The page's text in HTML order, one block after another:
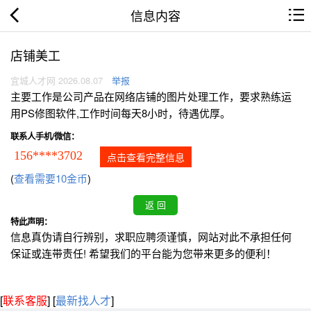
信息内容
店铺美工
宜城人才网 2026.08.07 举报
主要工作是公司产品在网络店铺的图片处理工作，要求熟练运
用PS修图软件,工作时间每天8小时，待遇优厚。
联系人手机/微信：
156****3702 点击查看完整信息
(查看需要10金币)
特此声明：
信息真伪请自行辨别，求职应聘须谨慎，网站对此不承担任何
保证或连带责任! 希望我们的平台能为您带来更多的便利！
[联系客服] [最新找人才]